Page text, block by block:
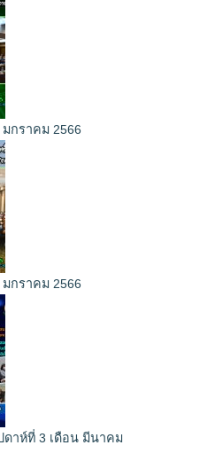
มกราคม 2566
มกราคม 2566
ดาห์ที่ 3 เดือน มีนาคม